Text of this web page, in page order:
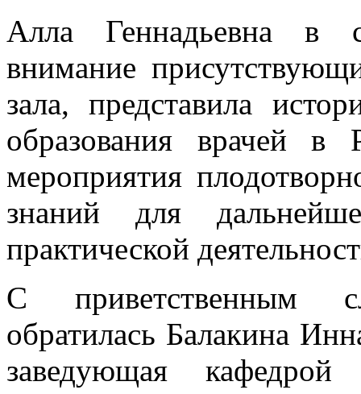
Алла Геннадьевна в
внимание
зала, представила
образования врачей в
мероприятия
знаний для
практической
С приветственным
обратилась Балакина
заведующая кафедрой